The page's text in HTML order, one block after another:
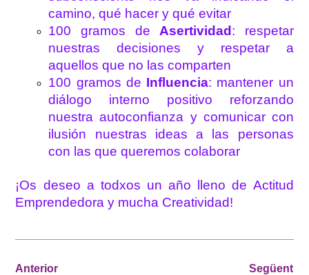
camino, qué hacer y qué evitar
100 gramos de Asertividad: respetar
nuestras decisiones y respetar a
aquellos que no las comparten
100 gramos de Influencia: mantener un
diálogo interno positivo reforzando
nuestra autoconfianza y comunicar con
ilusión nuestras ideas a las personas
con las que queremos colaborar
¡Os deseo a todxos un año lleno de Actitud
Emprendedora y mucha Creatividad!
Anterior Següent